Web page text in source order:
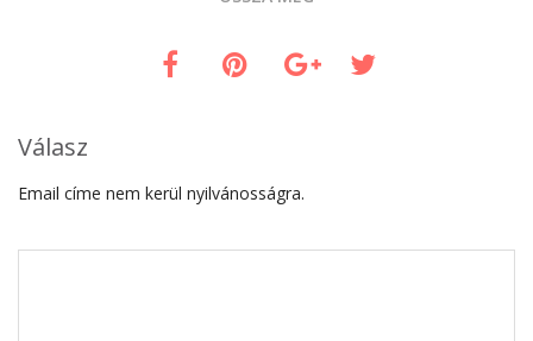
Válasz
Email címe nem kerül nyilvánosságra.